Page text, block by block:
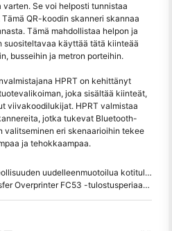
Se voi helposti tunnistaa
QR-koodin skanneri skannaa
Tämä mahdollistaa helpon ja
suositeltavaa käyttää tätä kiinteää
busseihin ja metron porteihin.
HPRT on kehittänyt
joka sisältää kiinteät,
viivakoodilukijat. HPRT valmistaa
jotka tukevat Bluetooth-
valitseminen eri skenaarioihin tekee
ja tehokkaampaa.
kotitulostinmarkkinoille suuntautumalla
FC53 -tulostusperiaate Johdanto